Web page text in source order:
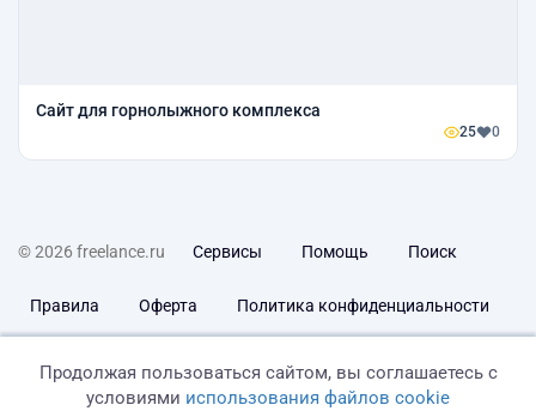
Сайт для горнолыжного комплекса
25 0
© 2026 freelance.ru Сервисы Помощь Поиск
Правила Оферта Политика конфиденциальности
Продолжая пользоваться сайтом, вы соглашаетесь с
условиями использования файлов cookie